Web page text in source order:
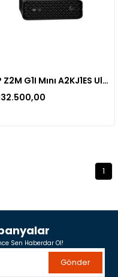
HP Z2M G1I Mını A2KJ1ES Ultra 9 285-32GB (2x 16GB) Ddr5 Ram-1tb NVME-16GB RTX2000 ADA-W11 Pro Mini iş istasyonu
1
Sen Haberdar Ol!
Gönder